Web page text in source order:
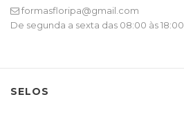
formasfloripa@gmail.com
De segunda a sexta das 08:00 às 18:00
SELOS